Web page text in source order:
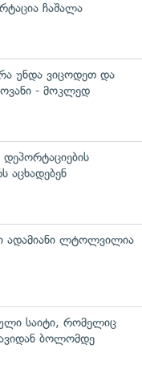
ჩაშალა
უნდა ვიცოდეთ და
- მოკლედ
აცხადებენ
ადამიანი ლტოლვილია
საიტი, რომელიც
ბოლომდე